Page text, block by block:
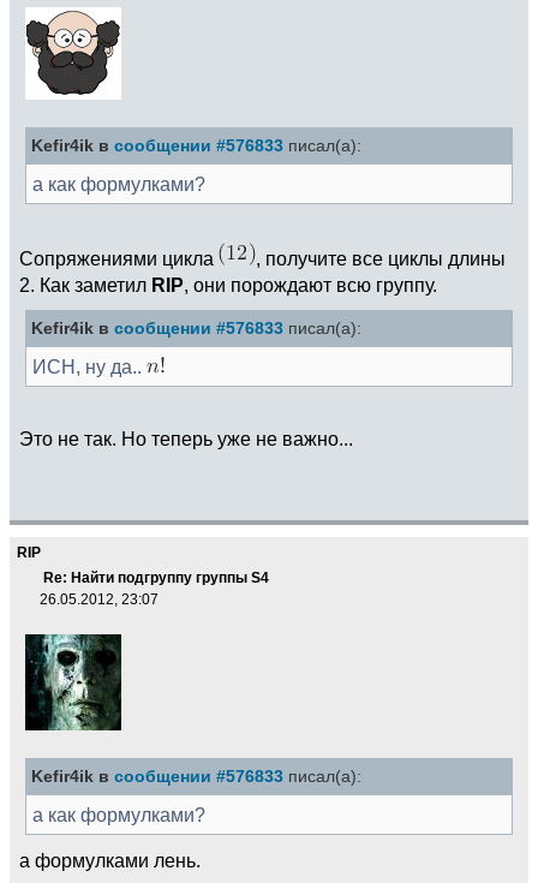
Kefir4ik в сообщении #576833 писал(а):
а как формулками?
Сопряжениями цикла
, получите все циклы длины
2. Как заметил RIP, они порождают всю группу.
Kefir4ik в сообщении #576833 писал(а):
ИСН, ну да..
Это не так. Но теперь уже не важно...
RIP
Re: Найти подгруппу группы S4
26.05.2012, 23:07
Kefir4ik в сообщении #576833 писал(а):
а как формулками?
а формулками лень.